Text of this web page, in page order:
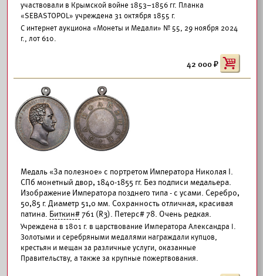
участвовали в Крымской войне 1853–1856 гг. Планка
«SEBASTOPOL» учреждена 31 октября 1855 г.
С интернет аукциона «Монеты и Медали» № 55, 29 ноября 2024
г., лот 610.
42 000
Медаль «За полезное» с портретом Императора Николая I.
СПб монетный двор, 1840-1855 гг. Без подписи медальера.
Изображение Императора позднего типа - с усами. Серебро,
50,85 г. Диаметр 51,0 мм. Сохранность отличная, красивая
патина. Биткин#761 (R3). Петерс# 78. Очень редкая.
Учреждена в 1801 г. в царствование Императора Александра I.
Золотыми и серебряными медалями награждали купцов,
крестьян и мещан за различные услуги, оказанные
Правительству, а также за крупные пожертвования.